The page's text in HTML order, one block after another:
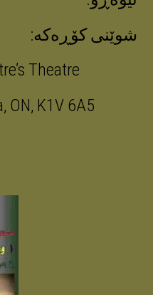
شوێنی کۆڕەکە:
Theatre
ON, K1V 6A5